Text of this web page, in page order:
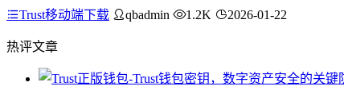
Trust移动端下载 qbadmin 1.2K 2026-01-22
热评文章